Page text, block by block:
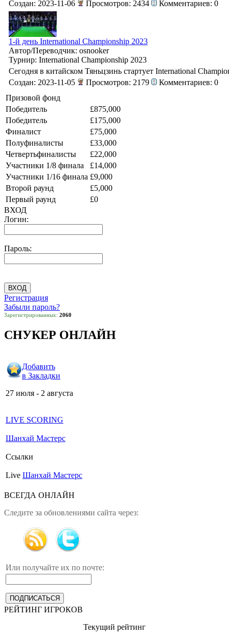
Создан: 2023-11-06
Просмотров: 2434 Комментариев: 0
1-й день International Championship 2023
Автор/Переводчик: osnooker
Турнир: International Championship 2023
Сегодня в китайском Тяньцзинь стартует International
Создан: 2023-11-05
Просмотров: 2179
Комментариев: 0
Призовой фонд
Победитель
£875,000
Победитель
£175,000
Финалист
£75,000
Полуфиналисты
£33,000
Четвертьфиналисты
£22,000
Участники 1/8 финала
£14,000
Участники 1/16 финала £9,000
Второй раунд
£5,000
Первый раунд
£0
ВХОД
Логин:
Пароль:
Регистрация
Забыли пароль?
Зарегистрированных: 2060
СНУКЕР ОНЛАЙН
Добавить
в Закладки
27 июля - 2 августа
LIVE SCORING
Шанхай Мастерс
Ссылки
Live Шанхай Мастерс
ВСЕГДА ОНЛАЙН
Следите за обновлениями сайта через:
Или получайте их по почте:
РЕЙТИНГ ИГРОКОВ
Текущий рейтинг